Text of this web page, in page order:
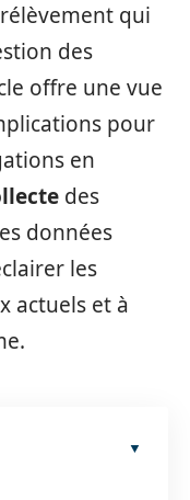
qui
des
offre une vue
pour
en
des
données
les
actuels et à